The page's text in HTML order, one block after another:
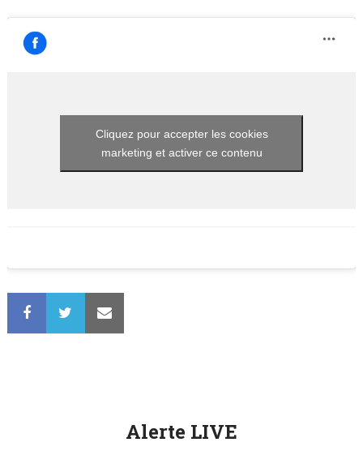
Cliquez pour accepter les cookies
marketing et activer ce contenu
Alerte LIVE